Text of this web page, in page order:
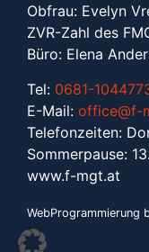
Obfrau: Evelyn
ZVR-Zahl des
Büro: Elena
Tel: 0681-
E-Mail: office@f-
Telefonzeiten:
Sommerpause:
www.f-mgt.at
WebProgrammierung